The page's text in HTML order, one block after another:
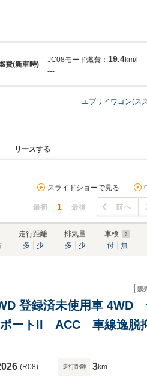
費(新車時)
JC08モード燃費： 19.4km/l
---
エブリイワゴン(ス
リースする
スライドショーで見る
最初 1 最後 前へ
走行距離
多
少
排気量
多
少
車検
付
無
販
登録済未使用車 4WD
ポートII ACC 車線逸脱
(R08) 走行距離 3km